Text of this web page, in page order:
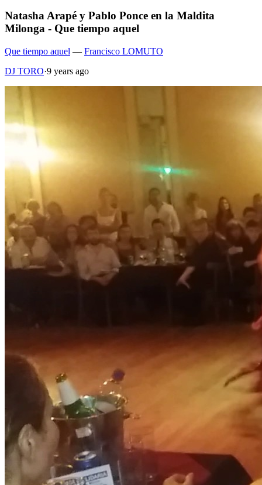
Natasha Arapé y Pablo Ponce en la Maldita
Milonga - Que tiempo aquel
Que tiempo aquel — Francisco LOMUTO
DJ TORO·9 years ago